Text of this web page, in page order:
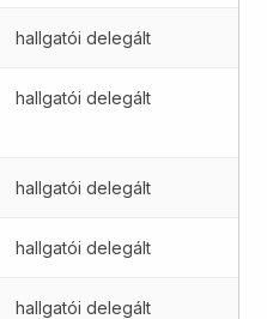
hallgatói delegált
hallgatói delegált
hallgatói delegált
hallgatói delegált
hallgatói delegált